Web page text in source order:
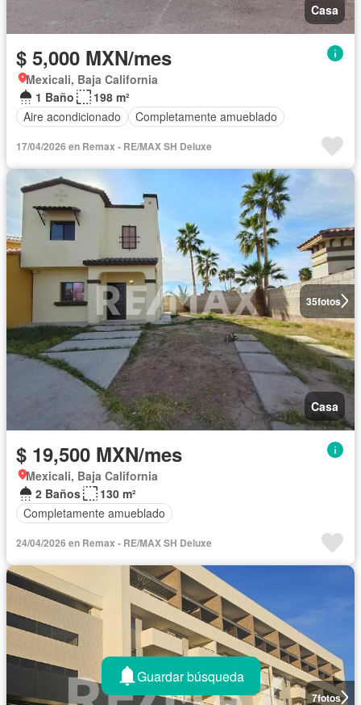
Casa
$ 5,000 MXN/mes
Mexicali, Baja California
1 Baño
198 m²
Aire acondicionado
Completamente amueblado
17/04/2026 en Remax - RE/MAX SH Deluxe
35fotos
Casa
$ 19,500 MXN/mes
Mexicali, Baja California
2 Baños
130 m²
Completamente amueblado
24/04/2026 en Remax - RE/MAX SH Deluxe
7fotos
Guardar búsqueda